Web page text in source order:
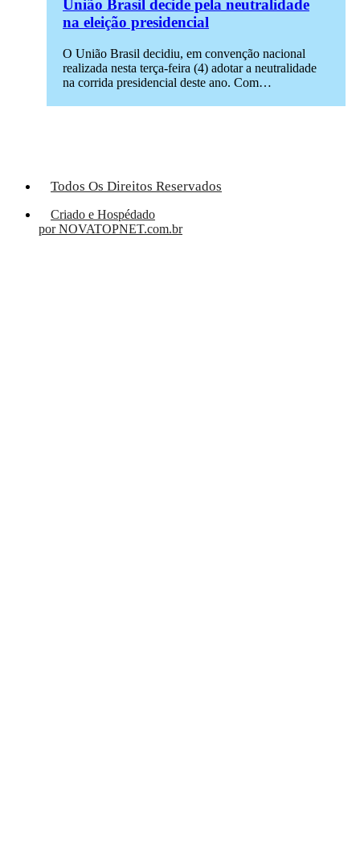
União Brasil decide pela neutralidade
na eleição presidencial
O União Brasil decidiu, em convenção nacional
realizada nesta terça-feira (4) adotar a neutralidade
na corrida presidencial deste ano. Com…
Todos Os Direitos Reservados
Criado e Hospédado
por NOVATOPNET.com.br